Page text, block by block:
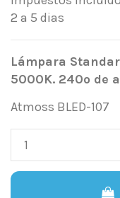
2 a 5 dias
Lámpara
5000K. 240º de
Atmoss BLED-107